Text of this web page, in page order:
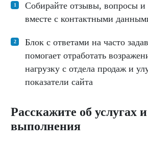
Собирайте отзывы, вопросы и
вместе с контактными
Блок с ответами на часто
помогает отработать
нагрузку с отдела продаж и
показатели сайта
Расскажите об услугах
выполнения